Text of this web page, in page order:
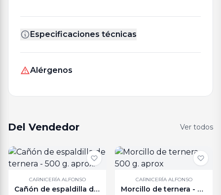
Especificaciones técnicas
Alérgenos
Del Vendedor Ver todos
CARNICERÍA ALFONSO
Cañón de espaldilla de ternera - 500 g. aprox.
CARNICERÍA ALFONSO
Morcillo de ternera - 500 g. aprox